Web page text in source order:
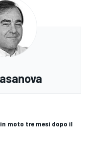
moto tre mesi dopo il